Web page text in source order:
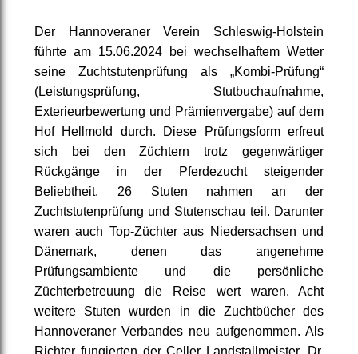
Der Hannoveraner Verein Schleswig-Holstein
führte am 15.06.2024 bei wechselhaftem Wetter
seine Zuchtstutenprüfung als „Kombi-Prüfung“
(Leistungsprüfung, Stutbuchaufnahme,
Exterieurbewertung und Prämienvergabe) auf dem
Hof Hellmold durch. Diese Prüfungsform erfreut
sich bei den Züchtern trotz gegenwärtiger
Rückgänge in der Pferdezucht steigender
Beliebtheit. 26 Stuten nahmen an der
Zuchtstutenprüfung und Stutenschau teil. Darunter
waren auch Top-Züchter aus Niedersachsen und
Dänemark, denen das angenehme
Prüfungsambiente und die persönliche
Züchterbetreuung die Reise wert waren. Acht
weitere Stuten wurden in die Zuchtbücher des
Hannoveraner Verbandes neu aufgenommen. Als
Richter fungierten der Celler Landstallmeister, Dr.